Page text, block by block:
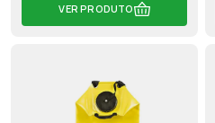
VER PRODUTO